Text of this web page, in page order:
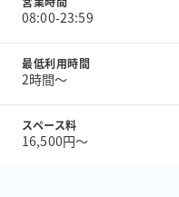
08:00-23:59
最低利用時間
2時間〜
スペース料
16,500円〜